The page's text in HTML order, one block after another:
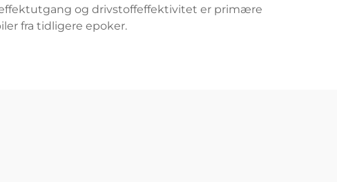
og drivstoffeffektivitet er primære
fra tidligere epoker.